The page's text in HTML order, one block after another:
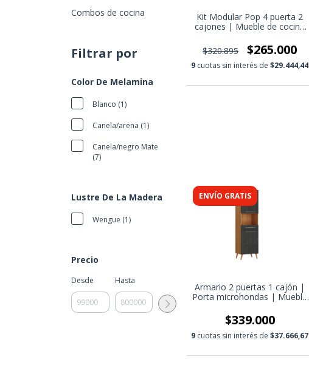
Combos de cocina
Filtrar por
Color De Melamina
Blanco (1)
Canela/arena (1)
Canela/negro Mate
(7)
Lustre De La Madera
Wengue (1)
Precio
Desde Hasta
Kit Modular Pop 4 puerta 2
cajones | Mueble de cocina
moderno
$320.895 $265.000
9 cuotas sin interés de$29.444,44
ENVÍO GRATIS
Armario 2 puertas 1 cajón |
Porta microhondas | Mueble
$339.000
9 cuotas sin interés de$37.666,67